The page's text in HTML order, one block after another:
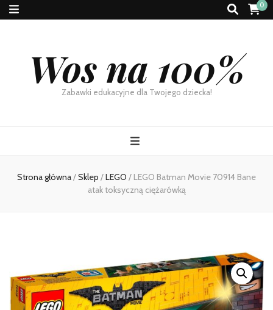
0
Wos na 100%
Zabawki edukacyjne dla Twojego dziecka!
Strona główna/Sklep /LEGO / LEGO Batman Movie 70914 Bane
atak toksyczną ciężarówką